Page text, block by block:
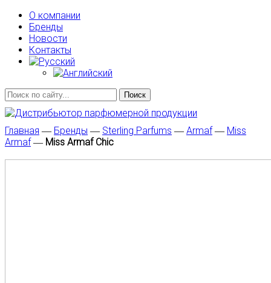
О компании
Бренды
Новости
Контакты
Главная ― Бренды ― Sterling Parfums ― Armaf― Miss
Armaf― Miss Armaf Chic